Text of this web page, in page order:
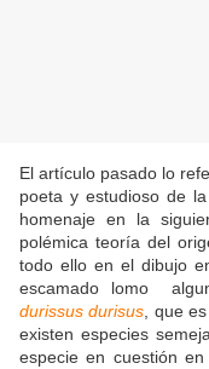
El artículo pasado lo
poeta y estudioso de
homenaje en la
polémica teoría del
todo ello en el dibujo
escamado lomo
durissus durisus , que
existen especies
especie en cuestión